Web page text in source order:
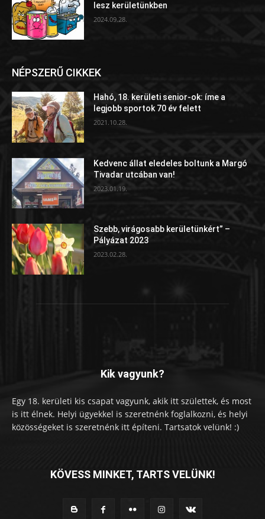
lesz kerületünkben
2024.09.28.
NÉPSZERŰ CIKKEK
Hahó, 18. kerületi senior-ok: íme a
legjobb sportok 70 év felett
2021.10.28.
Kedvenc állat eledeles boltunk a Margó
Tivadar utcában van!
2023.01.19.
Szebb, virágosabb kerületünkért” –
Pályázat 2023
2023.02.28.
Kik vagyunk?
Egy 18. kerületi kis csapat vagyunk, akik itt születtek, és most
is itt élnek. Helyi ügyekkel is szeretnénk foglalkozni, és helyi
közösségeket is szeretnénk itt építeni. Tartsatok velünk! :)
KÖVESS MINKET, TARTS VELÜNK!